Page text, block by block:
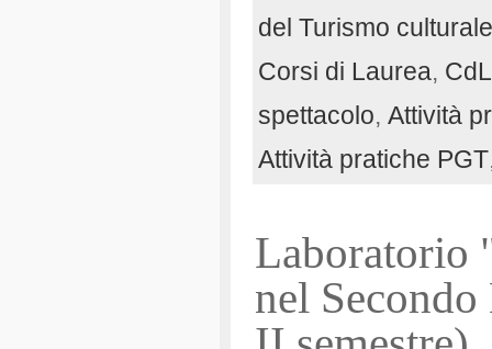
del Turismo culturale
Corsi di Laurea,
spettacolo, Attività
Attività pratiche PGT
Laboratorio
nel